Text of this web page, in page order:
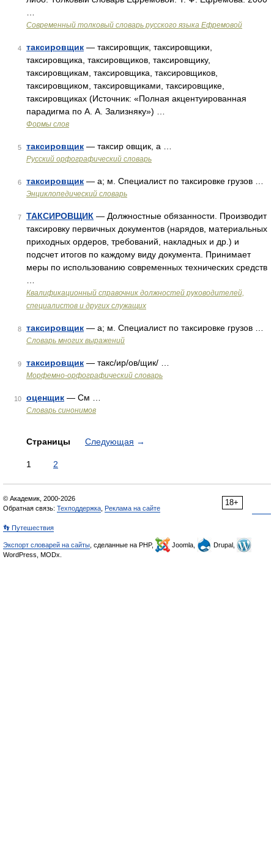
Современный толковый словарь русского языка Ефремовой
4 таксировщик — таксировщик, таксировщики,
таксировщика, таксировщиков, таксировщику,
таксировщикам, таксировщика, таксировщиков,
таксировщиком, таксировщиками, таксировщике,
таксировщиках (Источник: «Полная акцентуированная
парадигма по А. А. Зализняку») …
Формы слов
5 таксировщик — таксир овщик, а …
Русский орфографический словарь
6 таксировщик — а; м. Специалист по таксировке грузов …
Энциклопедический словарь
7 ТАКСИРОВЩИК — Должностные обязанности. Производит
таксировку первичных документов (нарядов, материальных
приходных ордеров, требований, накладных и др.) и
подсчет итогов по каждому виду документа. Принимает
меры по использованию современных технических средств
Квалификационный справочник должностей руководителей,
специалистов и других служащих
8 таксировщик — а; м. Специалист по таксировке грузов …
Словарь многих выражений
9 таксировщик — такс/ир/ов/щик/ …
Морфемно-орфографический словарь
10 оценщик — См …
Словарь синонимов
Страницы Следующая →
1 2
18+
© Академик, 2000-2026
Обратная связь: Техподдержка Реклама на сайте
👣 Путешествия
Экспорт словарей на сайты , сделанные на PHP, Joomla,
Drupal,
WordPress, MODx.